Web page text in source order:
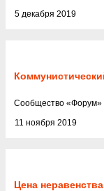
5 декабря 2019
11 ноября 2019
Cообщество «Форум»
Цена неравенства